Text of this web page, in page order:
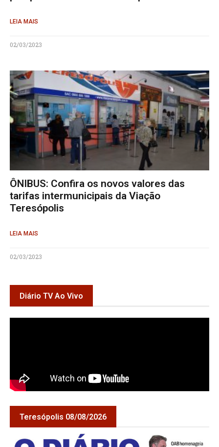
LEIA MAIS
02/03/2023
ÔNIBUS: Confira os novos valores das
tarifas intermunicipais da Viação
Teresópolis
LEIA MAIS
02/03/2023
Diário TV Ao Vivo
Teresópolis 08/08/2026